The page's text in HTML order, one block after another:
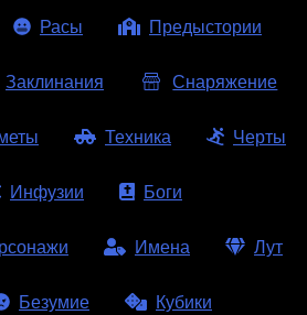
Расы Предыстории
Заклинания Снаряжение
Техника Черты
Инфузии Боги
Имена Лут
Безумие Кубики